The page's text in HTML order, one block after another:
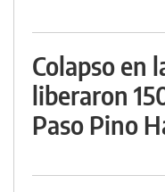
Colapso en
liberaron
Paso Pino